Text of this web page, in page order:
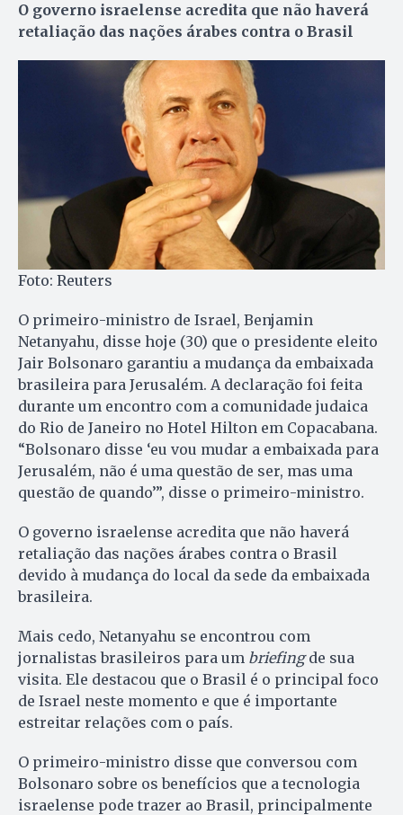
O governo israelense acredita que não haverá
retaliação das nações árabes contra o Brasil
Foto: Reuters
O primeiro-ministro de Israel, Benjamin
Netanyahu, disse hoje (30) que o presidente eleito
Jair Bolsonaro garantiu a mudança da embaixada
brasileira para Jerusalém. A declaração foi feita
durante um encontro com a comunidade judaica
do Rio de Janeiro no Hotel Hilton em Copacabana.
“Bolsonaro disse ‘eu vou mudar a embaixada para
Jerusalém, não é uma questão de ser, mas uma
questão de quando’”, disse o primeiro-ministro.
O governo israelense acredita que não haverá
retaliação das nações árabes contra o Brasil
devido à mudança do local da sede da embaixada
brasileira.
Mais cedo, Netanyahu se encontrou com
jornalistas brasileiros para um briefingde sua
visita. Ele destacou que o Brasil é o principal foco
de Israel neste momento e que é importante
estreitar relações com o país.
O primeiro-ministro disse que conversou com
Bolsonaro sobre os benefícios que a tecnologia
israelense pode trazer ao Brasil, principalmente